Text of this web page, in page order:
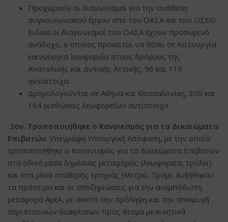
Προχωρούν οι διαγωνισμοί για την ανάθεση
συγκοινωνιακού έργου από τον ΟΑΣΑ και τον ΟΣΕΘ.
Ειδικά οι διαγωνισμοί του ΟΑΣΑ έχουν προσωρινό
ανάδοχο, ο οποίος πρόκειται να θέσει σε λειτουργία
καινούργια λεωφορεία στους δρόμους της
Ανατολικής και Δυτικής Αττικής, 96 και 115
αντίστοιχα
Δρομολογούνται σε Αθήνα και Θεσσαλονίκη, 300 και
164 μισθώσεις λεωφορείων αντίστοιχα
2ον. Τροποποιήθηκε ο Κανονισμός για τα Δικαιώματα
Επιβατών: Υπεγράφη Υπουργική Απόφαση, με την οποία
τροποποιήθηκε ο Κανονισμός για τα Δικαιώματα Επιβατών
στα οδικά μέσα δημόσιας μεταφοράς (λεωφορεία, τρόλεϊ)
και στα μέσα σταθερής τροχιάς (Μετρό, Τραμ). Αυξήθηκαν
τα πρόστιμα και οι αποζημιώσεις για την ανεμπόδιστη
μεταφορά ΑμεΑ, με σκοπό την πρόληψη και την αποφυγή
περιστατικών διακρίσεων προς άτομα με κινητικά